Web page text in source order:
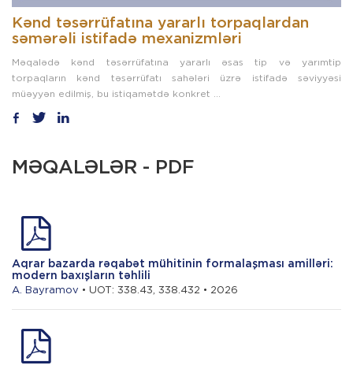
Kənd təsərrüfatına yararlı torpaqlardan
səmərəli istifadə mexanizmləri
Məqalədə kənd təsərrüfatına yararlı əsas tip və yarımtip
torpaqların kənd təsərrüfatı sahələri üzrə istifadə səviyyəsi
müəyyən edilmiş, bu istiqamətdə konkret ...
MƏQALƏLƏR - PDF
Aqrar bazarda rəqabət mühitinin formalaşması amilləri:
modern baxışların təhlili
A. Bayramov • UOT: 338.43, 338.432 • 2026